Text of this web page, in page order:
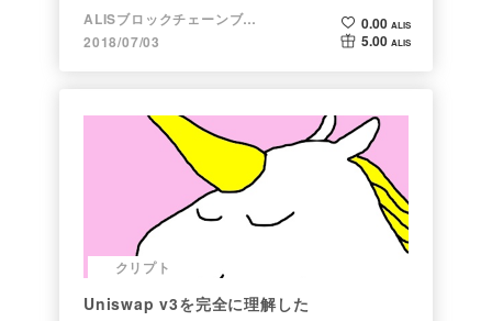
ALISブロックチェーンブログ
2018/07/03
0.00 ALIS
5.00 ALIS
クリプト
Uniswap v3を完全に理解した